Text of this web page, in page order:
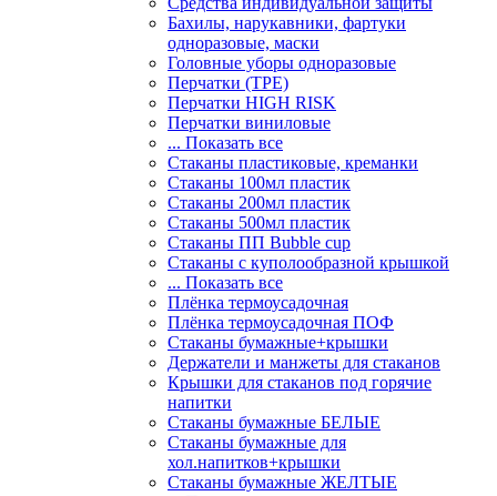
Бахилы, нарукавники, фартуки
одноразовые, маски
Головные уборы одноразовые
Перчатки (ТРЕ)
Перчатки HIGH RISK
Перчатки виниловые
... Показать все
Стаканы пластиковые, креманки
Стаканы 100мл пластик
Стаканы 200мл пластик
Стаканы 500мл пластик
Стаканы ПП Bubble cup
Стаканы с куполообразной крышкой
... Показать все
Плёнка термоусадочная
Плёнка термоусадочная ПОФ
Стаканы бумажные+крышки
Держатели и манжеты для стаканов
Крышки для стаканов под горячие
напитки
Стаканы бумажные БЕЛЫЕ
Стаканы бумажные для
хол.напитков+крышки
Стаканы бумажные ЖЕЛТЫЕ